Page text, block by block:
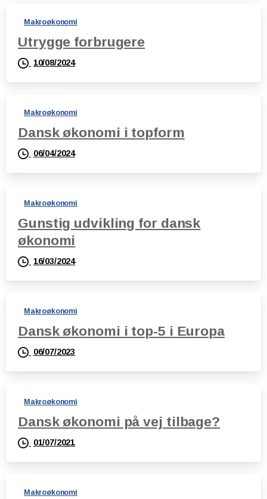
Makroøkonomi
Utrygge forbrugere
10/08/2024
Makroøkonomi
Dansk økonomi i topform
06/04/2024
Makroøkonomi
Gunstig udvikling for dansk
økonomi
16/03/2024
Makroøkonomi
Dansk økonomi i top-5 i Europa
06/07/2023
Makroøkonomi
Dansk økonomi på vej tilbage?
01/07/2021
Makroøkonomi